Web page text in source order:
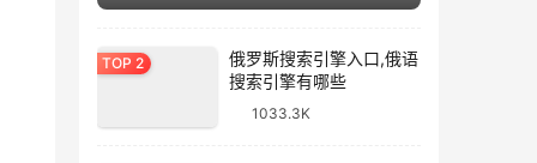
俄罗斯搜索引擎入口,俄语
搜索引擎有哪些
1033.3K